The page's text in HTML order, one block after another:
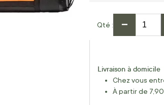
Qté −
Livraison à domicile
Chez vous
À partir de